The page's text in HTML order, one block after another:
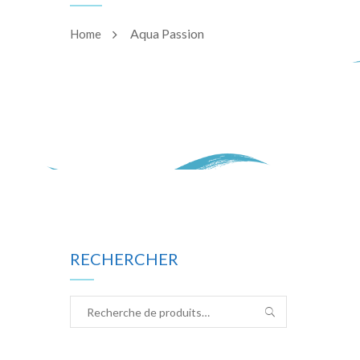
Home Aqua Passion
RECHERCHER